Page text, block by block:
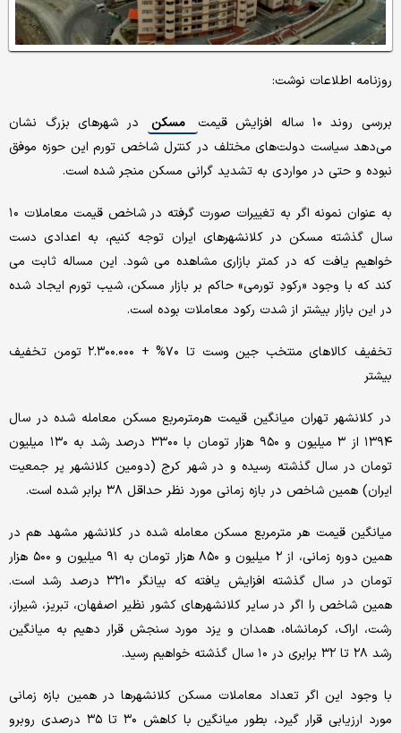
روزنامه اطلاعات نوشت:
بررسی روند ۱۰ ساله افزایش قیمت مسکن
در شهرهای بزرگ نشان
می‌دهد سیاست دولت‌های مختلف در کنترل شاخص تورم این حوزه موفق
نبوده و حتی در مواردی به تشدید گرانی مسکن منجر شده است.
به عنوان نمونه اگر به تغییرات صورت گرفته در شاخص قیمت معاملات ۱۰
سال گذشته مسکن در کلانشهرهای ایران توجه کنیم، به اعدادی دست
خواهیم یافت که در کمتر بازاری مشاهده می شود. این مساله ثابت می
کند که با وجود «رکودِ تورمی» حاکم بر بازار مسکن، شیب تورم ایجاد شده
در این بازار بیشتر از شدت رکود معاملات بوده است.
تخفیف کالاهای منتخب جین وست تا ۷۰% + ۲.۳۰۰.۰۰۰ تومن تخفیف
بیشتر
در کلانشهر تهران میانگین قیمت هرمترمربع مسکن معامله شده در سال
۱۳۹۴ از ۳ میلیون و ۹۵۰ هزار تومان با ۳۳۰۰ درصد رشد به ۱۳۰ میلیون
تومان در سال گذشته رسیده و در شهر کرج (دومین کلانشهر پر جمعیت
ایران) همین شاخص در بازه زمانی مورد نظر حداقل ۳۸ برابر شده است.
میانگین قیمت هر مترمربع مسکن معامله شده در کلانشهر مشهد هم در
همین دوره زمانی، از ۲ میلیون و ۸۵۰ هزار تومان به ۹۱ میلیون و ۵۰۰ هزار
تومان در سال گذشته افزایش یافته که بیانگر ۳۲۱۰ درصد رشد است.
همین شاخص را اگر در سایر کلانشهرهای کشور نظیر اصفهان، تبریز، شیراز،
رشت، اراک، کرمانشاه، همدان و یزد مورد سنجش قرار دهیم به میانگین
رشد ۲۸ تا ۳۲ برابری در ۱۰ سال گذشته خواهیم رسید.
با وجود این اگر تعداد معاملات مسکن کلانشهرها در همین بازه زمانی
مورد ارزیابی قرار گیرد، بطور میانگین با کاهش ۳۰ تا ۳۵ درصدی روبرو